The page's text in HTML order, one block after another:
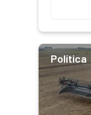
Política